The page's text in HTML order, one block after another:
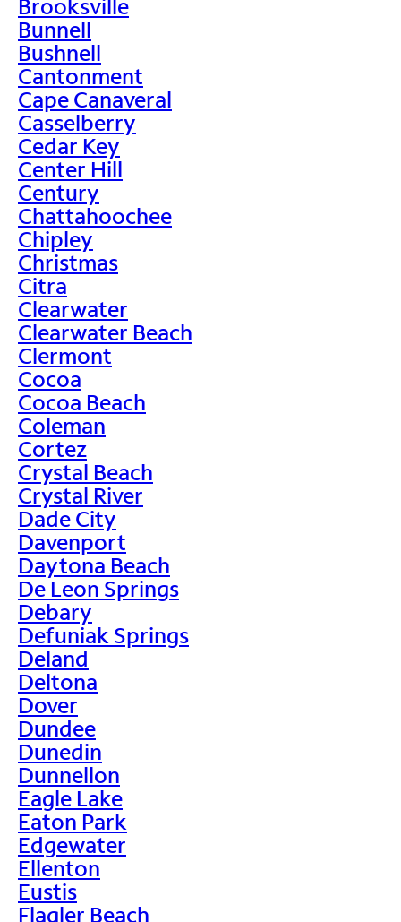
Brooksville
Bunnell
Bushnell
Cantonment
Cape Canaveral
Casselberry
Cedar Key
Center Hill
Century
Chattahoochee
Chipley
Christmas
Citra
Clearwater
Clearwater Beach
Clermont
Cocoa
Cocoa Beach
Coleman
Cortez
Crystal Beach
Crystal River
Dade City
Davenport
Daytona Beach
De Leon Springs
Debary
Defuniak Springs
Deland
Deltona
Dover
Dundee
Dunedin
Dunnellon
Eagle Lake
Eaton Park
Edgewater
Ellenton
Eustis
Flagler Beach